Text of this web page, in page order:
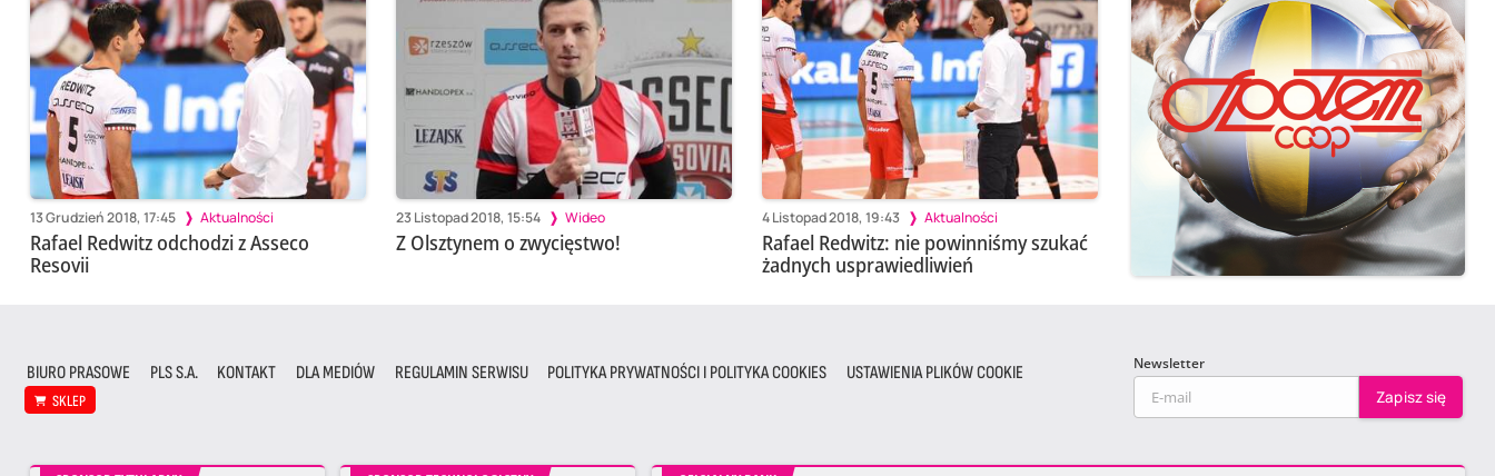
13 Grudzień 2018, 17:45 Aktualności
Rafael Redwitz odchodzi z Asseco
Resovii
23 Listopad 2018, 15:54 Wideo
Z Olsztynem o zwycięstwo!
4 Listopad 2018, 19:43 Aktualności
Rafael Redwitz: nie powinniśmy szukać
żadnych usprawiedliwień
BIURO PRASOWE PLS S.A. KONTAKT DLA MEDIÓW REGULAMIN SERWISU POLITYKA PRYWATNOŚCI I POLITYKA COOKIES USTAWIENIA PLIKÓW COOKIE
SKLEP
Newsletter